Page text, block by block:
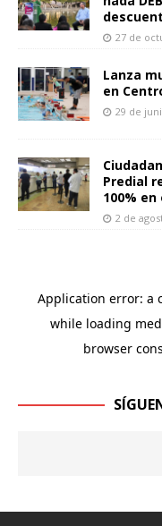
27 de
Lanza
en
29 de
Predial
100%
2 de